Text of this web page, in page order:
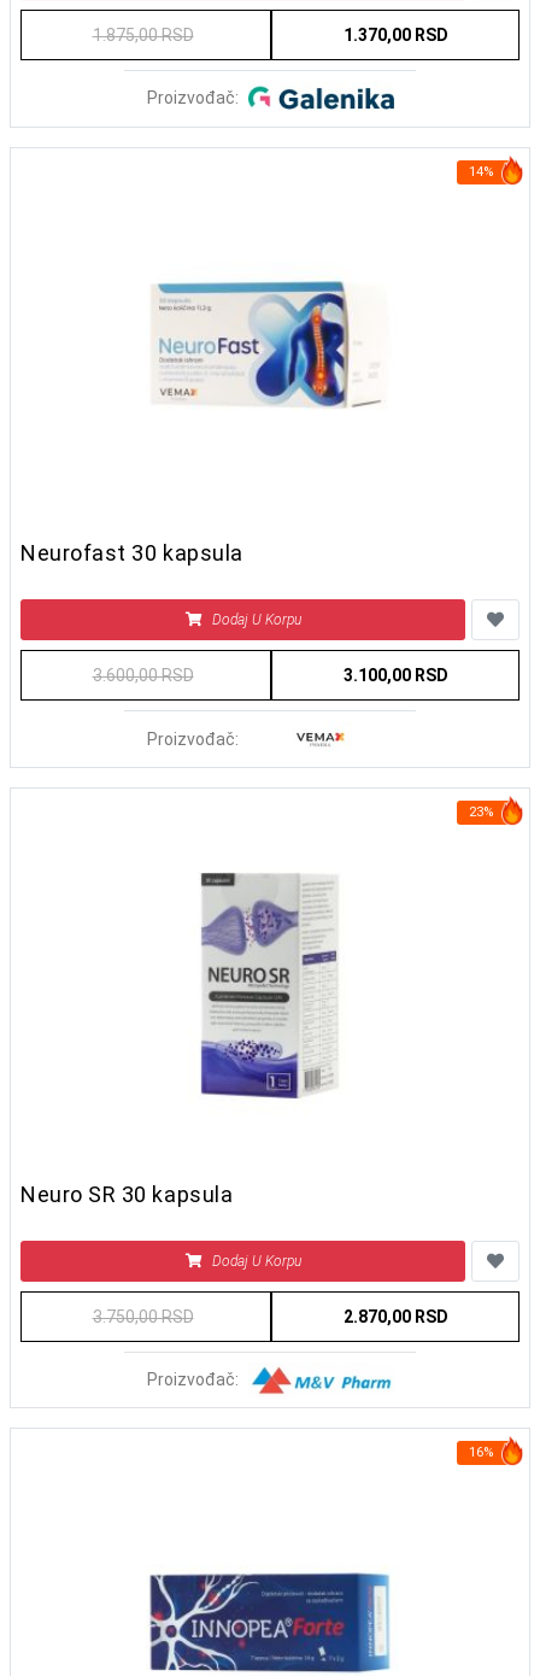
1.875,00 RSD 1.370,00 RSD
Proizvođač:
14%
Neurofast 30 kapsula
Dodaj U Korpu
3.600,00 RSD 3.100,00 RSD
Proizvođač:
23%
Neuro SR 30 kapsula
Dodaj U Korpu
3.750,00 RSD 2.870,00 RSD
Proizvođač:
16%